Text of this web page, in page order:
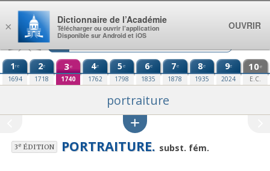
Aller au contenu
1re
1694
2e
1718
3e
1740
4e
1762
5e
1798
6e
1835
7e
1878
8e
1935
9e
2024
10e
E.C.
portraiture
3eÉDITION PORTRAITURE. subst. fém.
×
Dictionnaire de l’Académie
Télécharger ou ouvrir l’application
Disponible sur Android et iOS
OUVRIR